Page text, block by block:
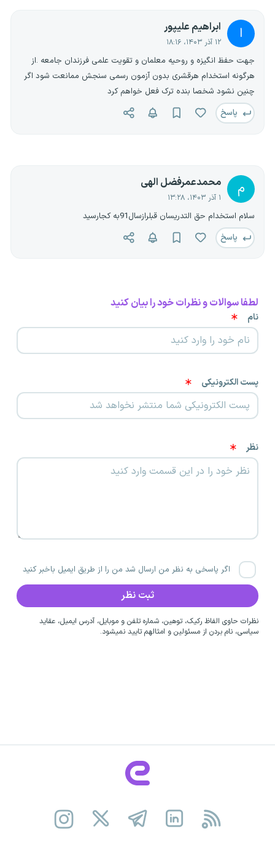
ا ابراهیم علیپور
۱۲ آذر ۱۴۰۳، ۱۸:۱۶
جهت حفظ انگیزه و روحیه معلمان و تقویت علمی فرزندان جامعه .از
هرگونه استخدام هرقشری بدون آزمون رسمی سنجش ممانعت شود اگر
چنین نشود شخصا بنده ترک فعل خواهم کرد
پاسخ
م محمدعمرفضل الهی
۱ آذر ۱۴۰۳، ۱۳:۲۸
سلام استخدام حق التدریسان قبلرازسال91به کجارسید
پاسخ
لطفا سوالات و نظرات خود را بیان کنید
نام
پست الکترونیکی
نظر
اگر پاسخی به نظر من ارسال شد من را از طریق ایمیل باخبر کنید
نظرات حاوی الفاظ رکیک، توهین، شماره تلفن و موبایل، آدرس ایمیل، عقاید
سیاسی، نام بردن از مسئولین و امثالهم تایید نمیشود.